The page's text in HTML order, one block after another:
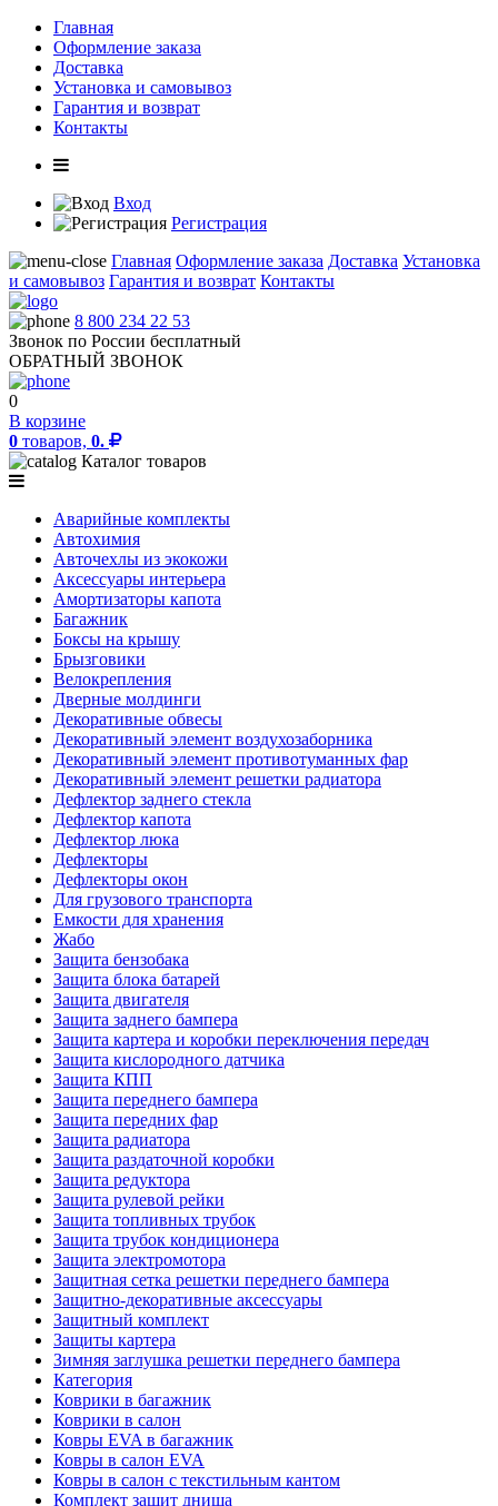
Главная
Оформление заказа
Доставка
Установка и самовывоз
Гарантия и возврат
Контакты
Вход
Регистрация
Главная Оформление заказа Доставка Установка
и самовывоз Гарантия и возврат Контакты
8 800 234 22 53
Звонок по России бесплатный
ОБРАТНЫЙ ЗВОНОК
0
В корзине
0 товаров, 0.
Каталог товаров
Аварийные комплекты
Автохимия
Авточехлы из экокожи
Аксессуары интерьера
Амортизаторы капота
Багажник
Боксы на крышу
Брызговики
Велокрепления
Дверные молдинги
Декоративные обвесы
Декоративный элемент воздухозаборника
Декоративный элемент противотуманных фар
Декоративный элемент решетки радиатора
Дефлектор заднего стекла
Дефлектор капота
Дефлектор люка
Дефлекторы
Дефлекторы окон
Для грузового транспорта
Емкости для хранения
Жабо
Защита бензобака
Защита блока батарей
Защита двигателя
Защита заднего бампера
Защита картера и коробки переключения передач
Защита кислородного датчика
Защита КПП
Защита переднего бампера
Защита передних фар
Защита радиатора
Защита раздаточной коробки
Защита редуктора
Защита рулевой рейки
Защита топливных трубок
Защита трубок кондиционера
Защита электромотора
Защитная сетка решетки переднего бампера
Защитно-декоративные аксессуары
Защитный комплект
Защиты картера
Зимняя заглушка решетки переднего бампера
Категория
Коврики в багажник
Коврики в салон
Ковры EVA в багажник
Ковры в салон EVA
Ковры в салон с текстильным кантом
Комплект защит днища